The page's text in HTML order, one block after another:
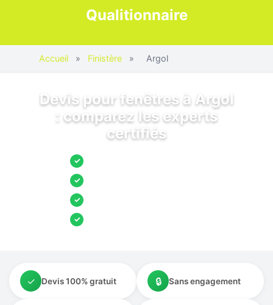
Qualitionnaire
Accueil » Finistère » Argol
Devis pour fenêtres à Argol
: comparez les experts
certifiés
✓
✓
✓
✓
✓ Devis 100% gratuit 🔒 Sans engagement